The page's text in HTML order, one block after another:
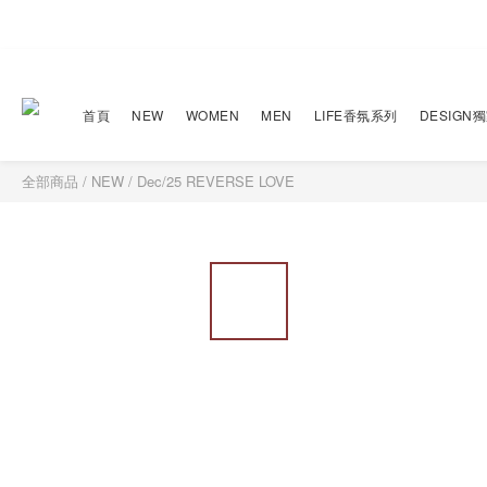
首頁 NEW WOMEN MEN LIFE香氛系列 DESIGN
全部商品 / NEW / Dec/25 REVERSE LOVE